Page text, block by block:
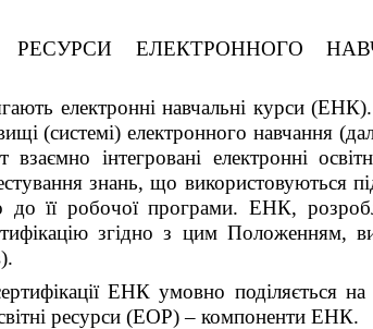
РЕСУРСИ ЕЛЕКТРОННОГО
електронні навчальні курси
(системі) електронного навчання
інтегровані електронні
знань, що використовуються
до її робочої програми. ЕНК,
згідно з цим Положенням,
ЕНК умовно поділяється на
ресурси (ЕОР) – компоненти ЕНК.